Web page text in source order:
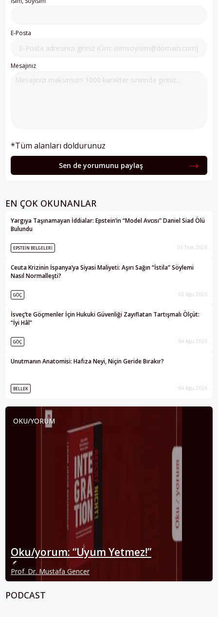
E-Posta
Mesajınız
*Tüm alanları doldurunuz
Sen de yorumunu paylaş
EN ÇOK OKUNANLAR
Yargıya Taşınamayan İddialar: Epstein’in “Model Avcısı” Daniel Siad Ölü
Bulundu
EPSTEIN BELGELERI 31 Tem 2026
Ceuta Krizinin İspanya’ya Siyasi Maliyeti: Aşırı Sağın “İstila” Söylemi
Nasıl Normalleşti?
GÖÇ 03 Ağu 2026
İsveç’te Göçmenler İçin Hukuki Güvenliği Zayıflatan Tartışmalı Ölçüt:
“İyi Hâl”
GÖÇ 04 Ağu 2026
Unutmanın Anatomisi: Hafıza Neyi, Niçin Geride Bırakır?
BELLEK 04 Ağu 2026
OKU/YORUM
Oku/yorum: “Uyum Yetmez!”
Prof. Dr. Mustafa Gencer
PODCAST